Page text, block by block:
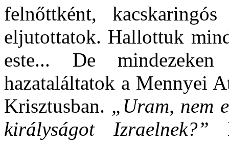
felnőttként,
eljutottatok. Hallottuk
este... De
hazataláltatok a Mennyei
Krisztusban. „Uram, nem
királyságot Izraelnek?”